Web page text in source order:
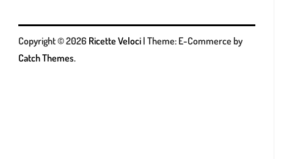
Copyright © 2026 Ricette Veloci | Theme: E-Commerce by
Catch Themes.